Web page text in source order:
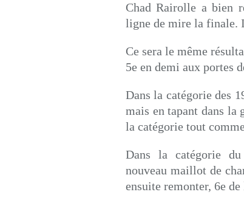
Chad Rairolle a bien
ligne de mire la finale.
Ce sera le même
5e en demi aux portes
Dans la catégorie des
mais en tapant dans la
la catégorie tout
Dans la catégorie
nouveau maillot de
ensuite remonter, 6e